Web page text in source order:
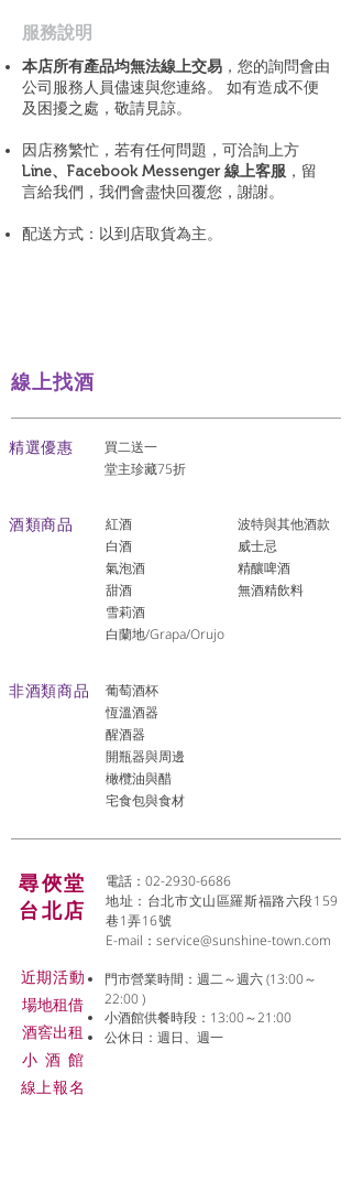
​服務說明
本店所有產品均無法線上交易 ，您的詢問會由
公司服務人員儘速與您連絡。 如有造成不便
及困擾之處，敬請見諒。
因店務繁忙，若有任何問題，可洽詢上方
Line、Facebook Messenger 線上客服 ，留
言給我們，我們會盡快回覆您，謝謝。
配送方式：以到店取貨為主。
線上找酒
​精選優惠
買二送一
堂主珍藏75折
酒類商品
紅酒
白酒
氣泡酒
​甜酒
雪莉酒
白蘭地/Grapa/Orujo
波特與其他酒款
威士忌
精釀啤酒
​無酒精飲料
非酒類商品
葡萄酒杯
恆溫酒器
醒酒器
開瓶器與周邊
橄欖油與醋
宅食包與食材
尋俠堂
台北店
電話：02-2930-6686
地址：台北市文山區羅斯福路六段159
巷1弄16號
E-mail： service@sunshine-town.com
近期活動
場地租借
​酒窖出租
小酒 館
線上報名
門市營業時間：週二～週六 (13:00～
22:00 )
小酒館供餐時段：13:00～21:00
公休日：週日、週一